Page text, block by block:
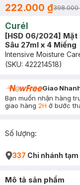
222.000 ₫398.000
Curél
[HSD 06/2024] Mặt
Sâu 27ml x 4 Miếng
Intensive Moisture
(SKU: 422214518)
Giao
Bạn muốn nhận hàng
giao hàng 2H ở bước
Số lượng:
337 Chi nhánh
Mô tả sản phẩm